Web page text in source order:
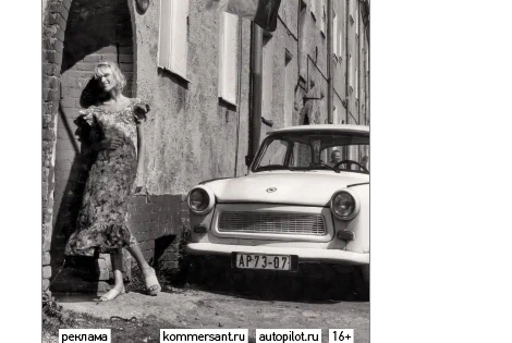
Фото:
Анатолий
Жданов,
Коммерсантъ